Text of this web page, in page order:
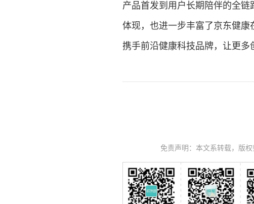
产品首发到用户长期陪伴的全
体现，也进一步丰富了京东健
携手前沿健康科技品牌，让更多
免责声明：本文系转载，版